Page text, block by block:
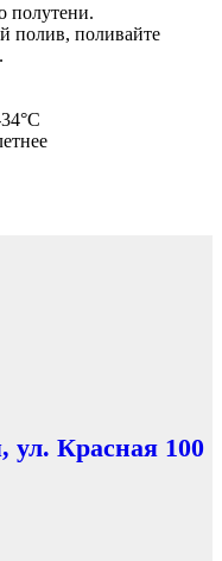
полутени.
полив, поливайте
ул. Красная 100